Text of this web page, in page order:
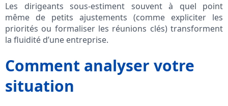
Les dirigeants sous-estiment souvent à quel point
même de petits ajustements (comme expliciter les
priorités ou formaliser les réunions clés) transforment
la fluidité d’une entreprise.
Comment analyser votre
situation